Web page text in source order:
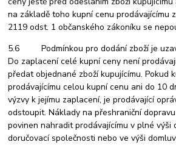
na základě toho kupní cenu prodávajícímu
2119 odst. 1 občanského zákoníku se
5.6 Podmínkou pro dodání zboží je
Do zaplacení celé kupní ceny není
předat objednané zboží kupujícímu. Pokud
prodávajícímu celou kupní cenu ani do 10
výzvy k jejímu zaplacení, je prodávající
odstoupit. Náklady na přeshraniční
povinen nahradit prodávajícímu v plné výši
doručovací společnosti nebo ve výši